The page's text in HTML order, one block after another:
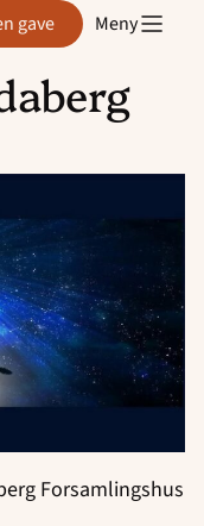
gave Meny
Forsamlingshus